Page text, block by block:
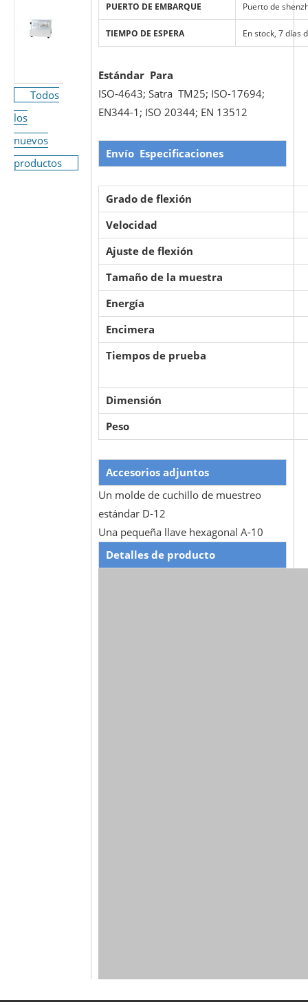
prueba de
flujo de
dispositivos
7864-2016
Todos
los
nuevos
productos
PUERTO DE EMBARQUE Puerto de
TIEMPO DE ESPERA En stock, 7 días
Estándar Para
ISO-4643; Satra TM25; ISO-17694;
EN344-1; ISO 20344; EN 13512
Envío Especificaciones
Grado de flexión
Velocidad
Ajuste de flexión
Tamaño de la muestra
Energía
Encimera
Tiempos de prueba
Dimensión
Peso
Accesorios adjuntos
Un molde de cuchillo de muestreo
estándar D-12
Una pequeña llave hexagonal A-10
Detalles de producto